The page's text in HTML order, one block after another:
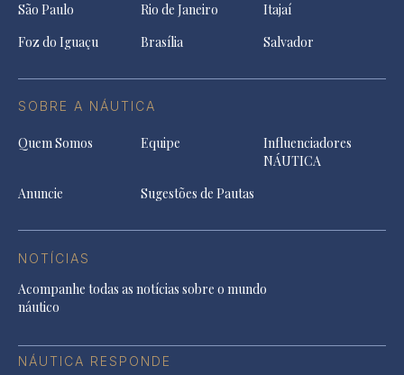
São Paulo Rio de Janeiro
Itajaí
Foz do Iguaçu
Brasília Salvador
SOBRE A NÁUTICA
Quem Somos Equipe
Influenciadores
NÁUTICA
Anuncie
Sugestões de Pautas
NOTÍCIAS
Acompanhe todas as notícias sobre o mundo
náutico
NÁUTICA RESPONDE